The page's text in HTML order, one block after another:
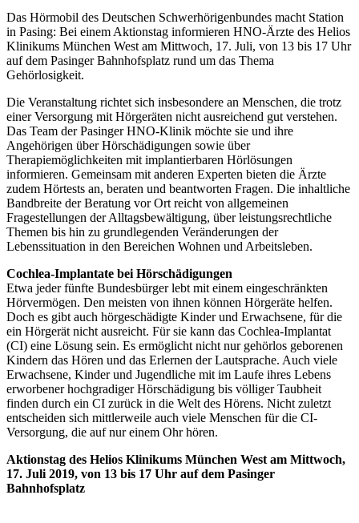
Das Hörmobil des Deutschen Schwerhörigenbundes macht Station
in Pasing: Bei einem Aktionstag informieren HNO-Ärzte des Helios
Klinikums München West am Mittwoch, 17. Juli, von 13 bis 17 Uhr
auf dem Pasinger Bahnhofsplatz rund um das Thema
Gehörlosigkeit.
Die Veranstaltung richtet sich insbesondere an Menschen, die trotz
einer Versorgung mit Hörgeräten nicht ausreichend gut verstehen.
Das Team der Pasinger HNO-Klinik möchte sie und ihre
Angehörigen über Hörschädigungen sowie über
Therapiemöglichkeiten mit implantierbaren Hörlösungen
informieren. Gemeinsam mit anderen Experten bieten die Ärzte
zudem Hörtests an, beraten und beantworten Fragen. Die inhaltliche
Bandbreite der Beratung vor Ort reicht von allgemeinen
Fragestellungen der Alltagsbewältigung, über leistungsrechtliche
Themen bis hin zu grundlegenden Veränderungen der
Lebenssituation in den Bereichen Wohnen und Arbeitsleben.
Cochlea-Implantate bei Hörschädigungen
Etwa jeder fünfte Bundesbürger lebt mit einem eingeschränkten
Hörvermögen. Den meisten von ihnen können Hörgeräte helfen.
Doch es gibt auch hörgeschädigte Kinder und Erwachsene, für die
ein Hörgerät nicht ausreicht. Für sie kann das Cochlea-Implantat
(CI) eine Lösung sein. Es ermöglicht nicht nur gehörlos geborenen
Kindern das Hören und das Erlernen der Lautsprache. Auch viele
Erwachsene, Kinder und Jugendliche mit im Laufe ihres Lebens
erworbener hochgradiger Hörschädigung bis völliger Taubheit
finden durch ein CI zurück in die Welt des Hörens. Nicht zuletzt
entscheiden sich mittlerweile auch viele Menschen für die CI-
Versorgung, die auf nur einem Ohr hören.
Aktionstag des Helios Klinikums München West am Mittwoch,
17. Juli 2019, von 13 bis 17 Uhr auf dem Pasinger
Bahnhofsplatz